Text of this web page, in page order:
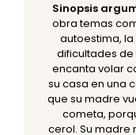
Sinopsis
obra temas
autoestima,
dificultades de
encanta volar
su casa en una
que su madre
cometa,
cerol. Su madre